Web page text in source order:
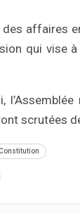
affaires
qui vise
scrutées